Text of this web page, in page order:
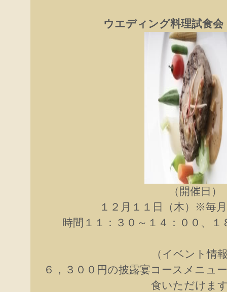
ウエディング料理試食会
（開催日）
１２月１１日（木）※毎
時間１１：３０～１４：００、１
（イベント情
６，３００円の披露宴コースメニュ
食いただけま